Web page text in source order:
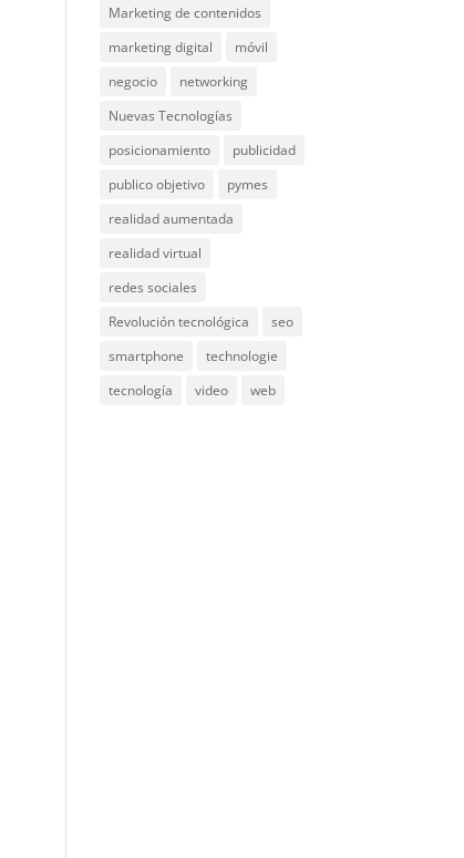
Marketing de contenidos
marketing digital
móvil
negocio
networking
Nuevas Tecnologías
posicionamiento
publicidad
publico objetivo
pymes
realidad aumentada
realidad virtual
redes sociales
Revolución tecnológica
seo
smartphone
technologie
tecnología
video web